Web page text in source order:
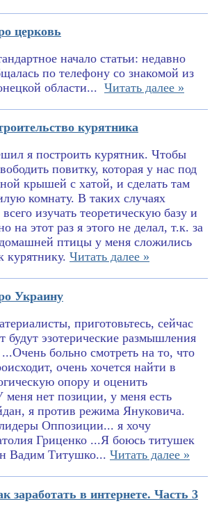
церковь
начало статьи: недавно
по телефону со знакомой из
области... Читать далее »
курятника
я построить курятник. Чтобы
повитку, которая у нас под
крышей с хатой, и сделать там
комнату. В таких случаях
изучать теоретическую базу и
на этот раз я этого не делал, т.к. за
домашней птицы у меня сложились
курятнику. Читать далее »
Украину
приготовьтесь, сейчас
будут эзотерические размышления
...Очень больно смотреть на то, что
очень хочется найти в
опору и оценить
нет позиции, у меня есть
я против режима Януковича.
Оппозиции... я хочу
Гриценко ...Я боюсь титушек
Вадим Титушко... Читать далее »
заработать в интернете. Часть 3